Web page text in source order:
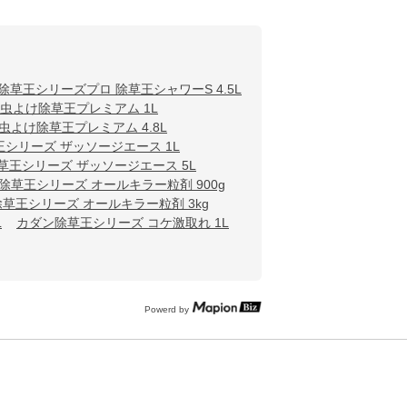
草王シリーズプロ 除草王シャワーS 4.5L
よけ除草王プレミアム 1L
よけ除草王プレミアム 4.8L
シリーズ ザッソージエース 1L
王シリーズ ザッソージエース 5L
草王シリーズ オールキラー粒剤 900g
王シリーズ オールキラー粒剤 3kg
カダン除草王シリーズ コケ激取れ 1L
Powerd by